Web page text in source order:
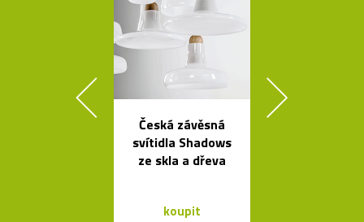
Česká závěsná
svítidla Shadows
ze skla a dřeva
koupit